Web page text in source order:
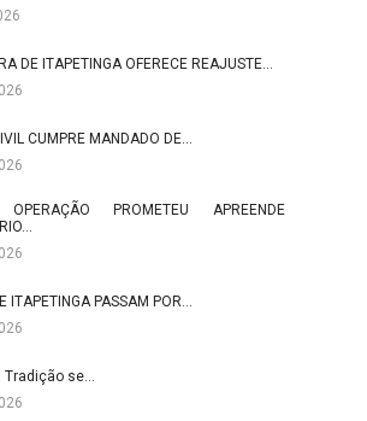
DE ITAPETINGA OFERECE REAJUSTE…
CUMPRE MANDADO DE…
OPERAÇÃO PROMETEU APREENDE
ITAPETINGA PASSAM POR…
Tradição se…